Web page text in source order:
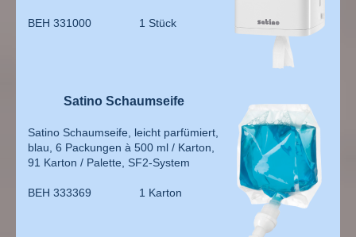
BEH 331000 1 Stück
Satino Schaumseife
Satino Schaumseife, leicht parfümiert,
blau, 6 Packungen à 500 ml / Karton,
91 Karton / Palette, SF2-System
BEH 333369 1 Karton